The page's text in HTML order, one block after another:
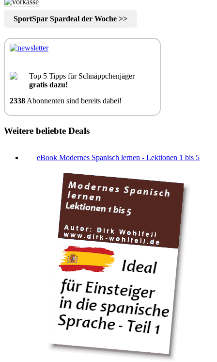
SportSpar Spardeal der Woche >>
Top 5 Tipps für Schnäppchenjäger
gratis dazu!
2338 Abonnenten sind bereits dabei!
Weitere beliebte Deals
eBook Modernes Spanisch lernen - Lektionen 1 bis 5